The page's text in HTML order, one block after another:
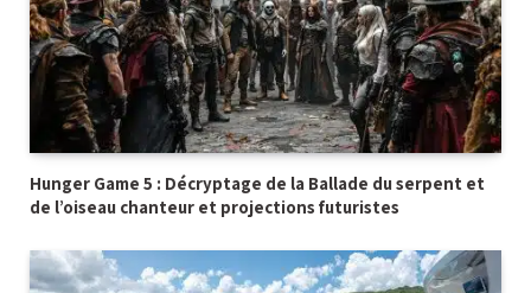
Hunger Game 5 : Décryptage de la Ballade du serpent et
de l’oiseau chanteur et projections futuristes